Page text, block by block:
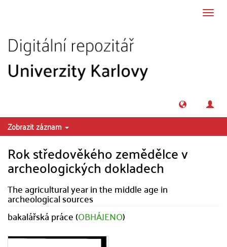
Zobrazit záznam
Rok středověkého zemědělce v
archeologických dokladech
The agricultural year in the middle age in
archeological sources
bakalářská práce (OBHÁJENO)